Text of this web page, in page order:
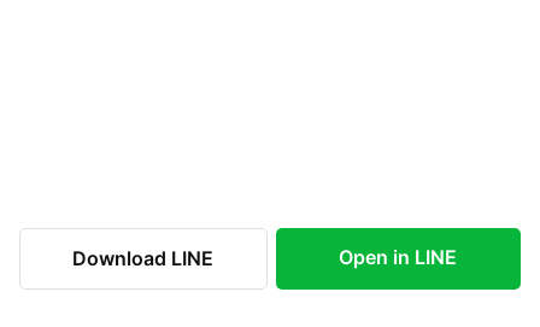
Download LINE Open in LINE